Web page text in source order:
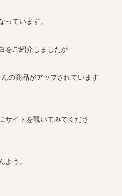
っています。
をご紹介しましたが
の商品がアップされています
サイトを覗いてみてくださ
よう。